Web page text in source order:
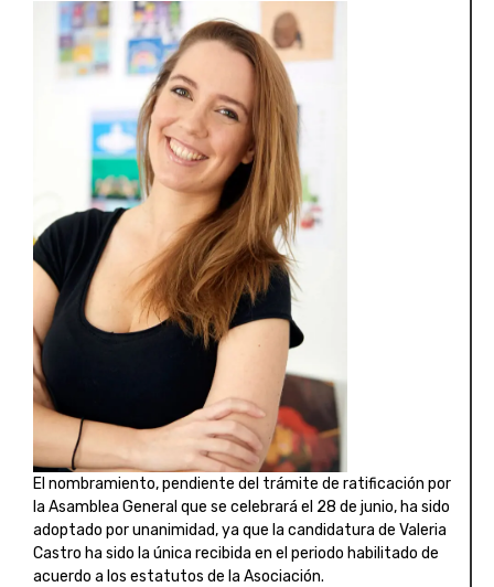
El nombramiento, pendiente del trámite de ratificación por
la Asamblea General que se celebrará el 28 de junio, ha sido
adoptado por unanimidad, ya que la candidatura de Valeria
Castro ha sido la única recibida en el periodo habilitado de
acuerdo a los estatutos de la Asociación.